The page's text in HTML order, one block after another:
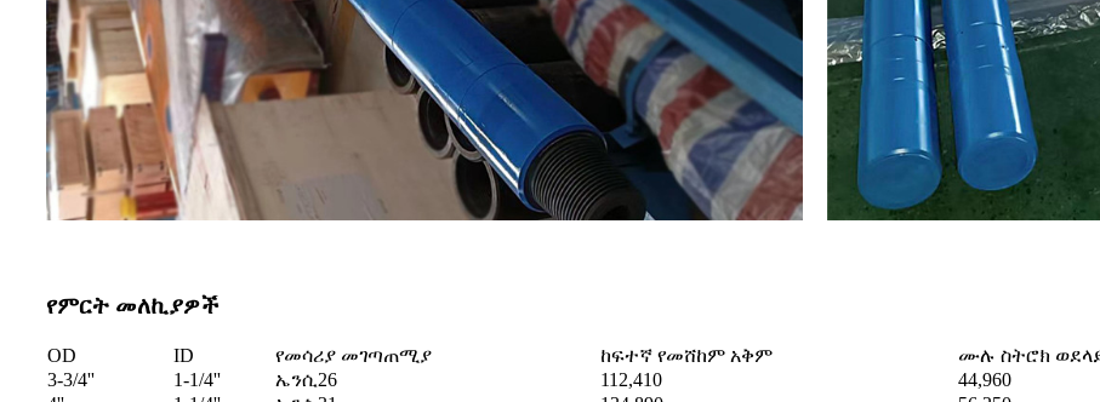
የምርት መለኪያዎች
OD ID የመሳሪያ መገጣጠሚያ ከፍተኛ የመሸከም አቅም ሙሉ ስትሮክ
3-3/4''
1-1/4'' ኤንሲ26 112,410 44,960